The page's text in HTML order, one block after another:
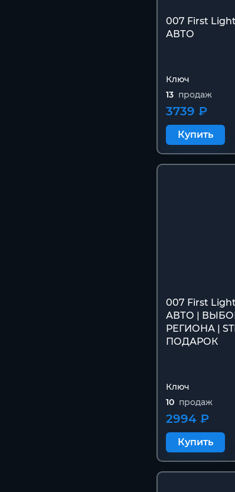
007 First
АВТО
Ключ
13 продаж
3739 ₽
Купить
007 First
АВТО |
РЕГИОНА |
ПОДАРОК
Ключ
10 продаж
2994 ₽
Купить